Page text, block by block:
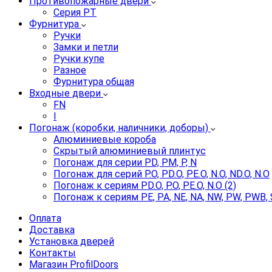
Серия PT
Фурнитура
Ручки
Замки и петли
Ручки купе
Разное
Фурнитура общая
Входные двери
FN
I
Погонаж (коробки, наличники, доборы)
Алюминиевые короба
Скрытый алюминиевый плинтус
Погонаж для серии PD, PM, P, N
Погонаж для серий P.O, PD.O, PE.O, N.O, ND.O, N.O
Погонаж к сериям PD.O, P.O, PE.O, N.O (2)
Погонаж к сериям PE, PA, NE, NA, NW, PW, PWB,
Оплата
Доставка
Установка дверей
Контакты
Магазин ProfilDoors